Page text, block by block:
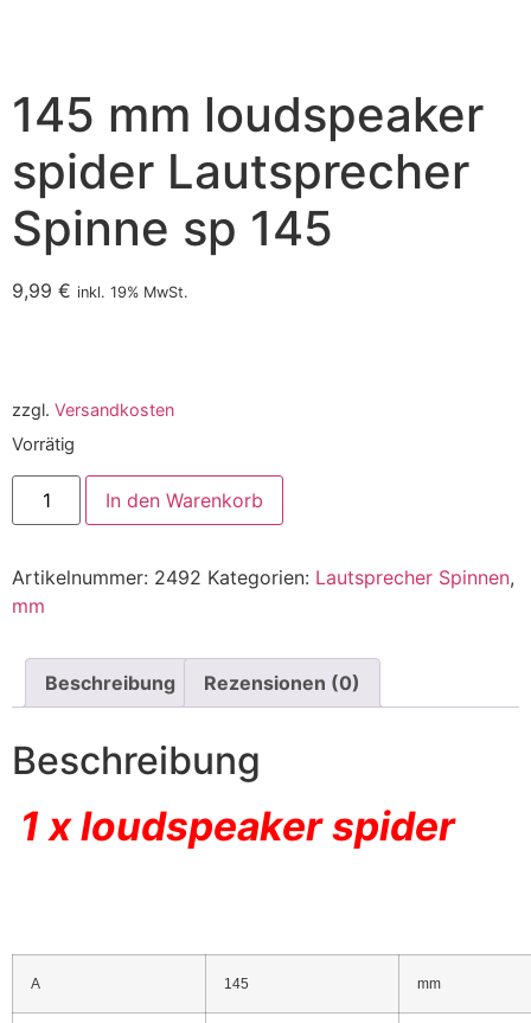
145 mm loudspeaker
spider Lautsprecher
Spinne sp 145
9,99 € inkl. 19% MwSt.
zzgl. Versandkosten
Vorrätig
In den Warenkorb
Artikelnummer: 2492 Kategorien: Lautsprecher Spinnen,
mm
Beschreibung Rezensionen (0)
Beschreibung
1 x loudspeaker spider
A 145 mm